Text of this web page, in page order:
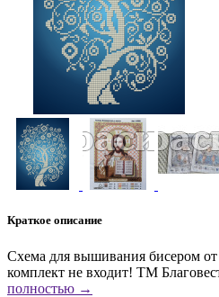
Краткое описание
Схема для вышивания бисером
комплект не входит! ТМ
полностью →